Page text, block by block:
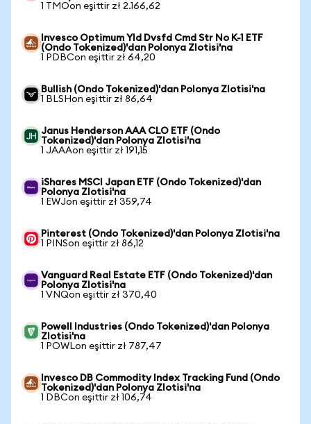
1 TMOon eşittir zł 2.166,62
Invesco Optimum Yld Dvsfd Cmd Str No K-1 ETF
(Ondo Tokenized)'dan Polonya Zlotisi'na
1 PDBCon eşittir zł 64,20
Bullish (Ondo Tokenized)'dan Polonya Zlotisi'na
1 BLSHon eşittir zł 86,64
Janus Henderson AAA CLO ETF (Ondo
Tokenized)'dan Polonya Zlotisi'na
1 JAAAon eşittir zł 191,15
iShares MSCI Japan ETF (Ondo Tokenized)'dan
Polonya Zlotisi'na
1 EWJon eşittir zł 359,74
Pinterest (Ondo Tokenized)'dan Polonya Zlotisi'na
1 PINSon eşittir zł 86,12
Vanguard Real Estate ETF (Ondo Tokenized)'dan
Polonya Zlotisi'na
1 VNQon eşittir zł 370,40
Powell Industries (Ondo Tokenized)'dan Polonya
Zlotisi'na
1 POWLon eşittir zł 787,47
Invesco DB Commodity Index Tracking Fund (Ondo
Tokenized)'dan Polonya Zlotisi'na
1 DBCon eşittir zł 106,74